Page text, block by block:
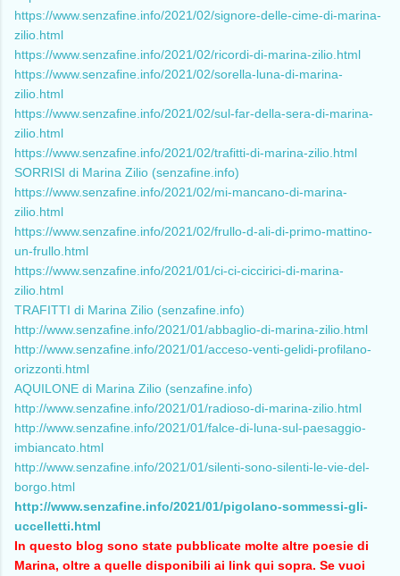
https://www.senzafine.info/2021/02/signore-delle-cime-di-marina-
zilio.html
https://www.senzafine.info/2021/02/ricordi-di-marina-zilio.html
https://www.senzafine.info/2021/02/sorella-luna-di-marina-
zilio.html
https://www.senzafine.info/2021/02/sul-far-della-sera-di-marina-
zilio.html
https://www.senzafine.info/2021/02/trafitti-di-marina-zilio.html
SORRISI di Marina Zilio (senzafine.info)
https://www.senzafine.info/2021/02/mi-mancano-di-marina-
zilio.html
https://www.senzafine.info/2021/02/frullo-d-ali-di-primo-mattino-
un-frullo.html
https://www.senzafine.info/2021/01/ci-ci-ciccirici-di-marina-
zilio.html
TRAFITTI di Marina Zilio (senzafine.info)
http://www.senzafine.info/2021/01/abbaglio-di-marina-zilio.html
http://www.senzafine.info/2021/01/acceso-venti-gelidi-profilano-
orizzonti.html
AQUILONE di Marina Zilio (senzafine.info)
http://www.senzafine.info/2021/01/radioso-di-marina-zilio.html
http://www.senzafine.info/2021/01/falce-di-luna-sul-paesaggio-
imbiancato.html
http://www.senzafine.info/2021/01/silenti-sono-silenti-le-vie-del-
borgo.html
http://www.senzafine.info/2021/01/pigolano-sommessi-gli-
uccelletti.html
In questo blog sono state pubblicate molte altre poesie di
Marina, oltre a quelle disponibili ai link qui sopra. Se vuoi